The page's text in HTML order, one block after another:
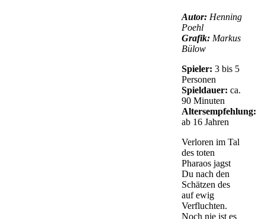
Autor: Henning
Poehl
Grafik: Markus
Bülow
Spieler: 3 bis 5
Personen
Spieldauer: ca.
90 Minuten
Altersempfehlung:
ab 16 Jahren
Verloren im Tal
des toten
Pharaos jagst
Du nach den
Schätzen des
auf ewig
Verfluchten.
Noch nie ist es